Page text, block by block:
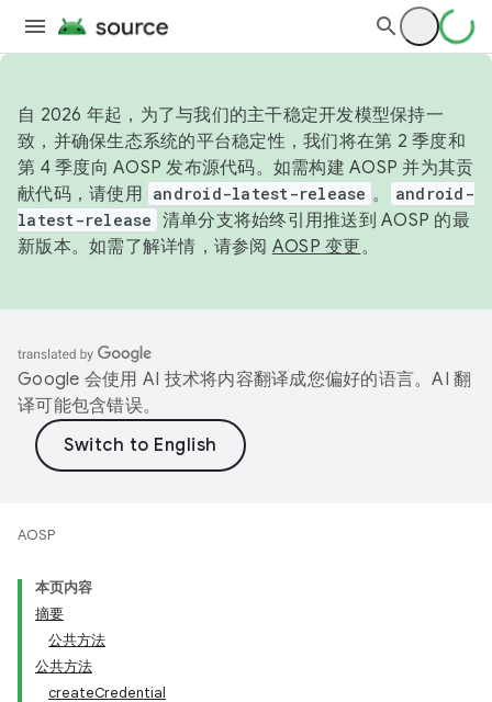
自 2026 年起，为了与我们的主干稳定开发模型保持一
致，并确保生态系统的平台稳定性，我们将在第 2 季度和
第 4 季度向 AOSP 发布源代码。如需构建 AOSP 并为其贡
献代码，请使用 android-latest-release 。
android-
latest-release 清单分支将始终引用推送到 AOSP 的最
新版本。如需了解详情，请参阅 AOSP 变更。
Google 会使用 AI 技术将内容翻译成您偏好的语言。AI 翻
译可能包含错误。
AOSP
本页内容
摘要
公共方法
公共方法
createCredential